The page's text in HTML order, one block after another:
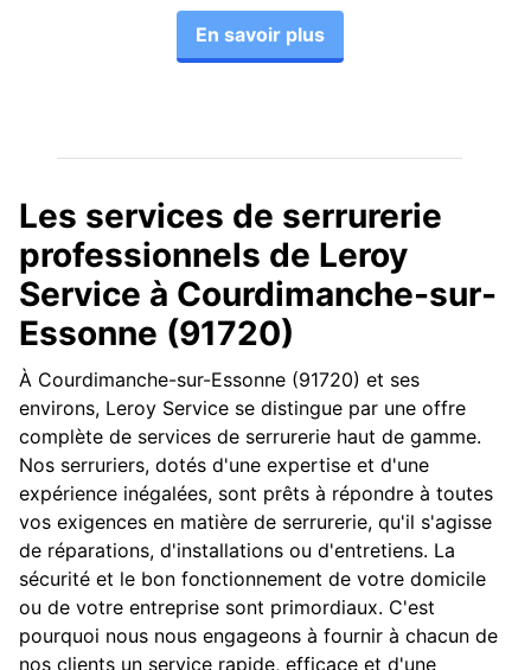
En savoir plus
Les services de serrurerie
professionnels de Leroy
Service à Courdimanche-sur-
Essonne (91720)
À Courdimanche-sur-Essonne (91720) et ses
environs, Leroy Service se distingue par une offre
complète de services de serrurerie haut de gamme.
Nos serruriers, dotés d'une expertise et d'une
expérience inégalées, sont prêts à répondre à toutes
vos exigences en matière de serrurerie, qu'il s'agisse
de réparations, d'installations ou d'entretiens. La
sécurité et le bon fonctionnement de votre domicile
ou de votre entreprise sont primordiaux. C'est
pourquoi nous nous engageons à fournir à chacun de
nos clients un service rapide, efficace et d'une